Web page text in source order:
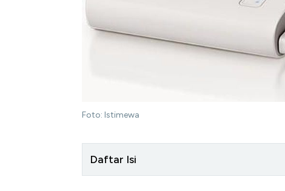
Foto: Istimewa
Daftar Isi